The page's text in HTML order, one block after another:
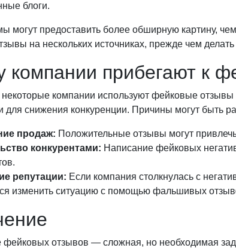
блоги.
могут предоставить более обширную картину,
на нескольких источниках, прежде чем
компании прибегают к
компании используют фейковые
для снижения конкуренции. Причины могут быть
продаж: Положительные отзывы могут
конкурентами: Написание фейковых
репутации: Если компания столкнулась с
изменить ситуацию с помощью фальшивых
фейковых отзывов — сложная, но необходимая